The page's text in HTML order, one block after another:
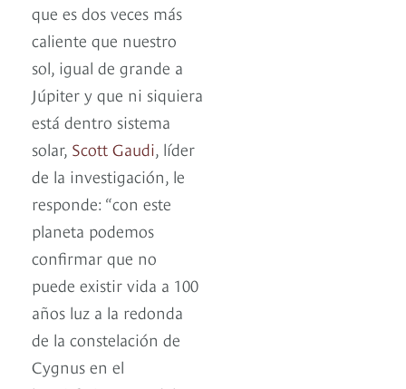
que es dos veces más
caliente que nuestro
sol, igual de grande a
Júpiter y que ni siquiera
está dentro sistema
solar, Scott Gaudi, líder
de la investigación, le
responde: “con este
planeta podemos
confirmar que no
puede existir vida a 100
años luz a la redonda
de la constelación de
Cygnus en el